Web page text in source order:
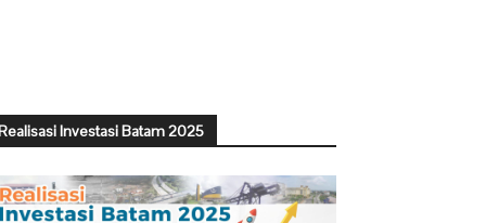
Investasi Batam 2025